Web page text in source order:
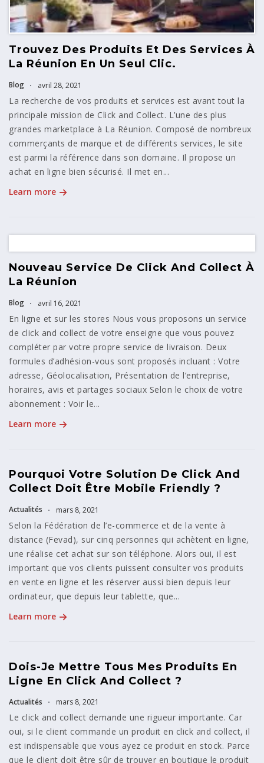
Trouvez Des Produits Et Des Services À
La Réunion En Un Seul Clic.
Blog avril 28, 2021
La recherche de vos produits et services est avant tout la
principale mission de Click and Collect. L’une des plus
grandes marketplace à La Réunion. Composé de nombreux
commerçants de marque et de différents services, le site
est parmi la référence dans son domaine. Il propose un
achat en ligne bien sécurisé. Il met en...
Learn more
Nouveau Service De Click And Collect À
La Réunion
Blog avril 16, 2021
En ligne et sur les stores Nous vous proposons un service
de click and collect de votre enseigne que vous pouvez
compléter par votre propre service de livraison. Deux
formules d’adhésion-vous sont proposés incluant : Votre
adresse, Géolocalisation, Présentation de l’entreprise,
horaires, avis et partages sociaux Selon le choix de votre
abonnement : Voir le...
Learn more
Pourquoi Votre Solution De Click And
Collect Doit Être Mobile Friendly ?
Actualités mars 8, 2021
Selon la Fédération de l’e-commerce et de la vente à
distance (Fevad), sur cinq personnes qui achètent en ligne,
une réalise cet achat sur son téléphone. Alors oui, il est
important que vos clients puissent consulter vos produits
en vente en ligne et les réserver aussi bien depuis leur
ordinateur, que depuis leur tablette, que...
Learn more
Dois-Je Mettre Tous Mes Produits En
Ligne En Click And Collect ?
Actualités mars 8, 2021
Le click and collect demande une rigueur importante. Car
oui, si le client commande un produit en click and collect, il
est indispensable que vous ayez ce produit en stock. Parce
que le client doit être sûr de trouver en boutique le produit